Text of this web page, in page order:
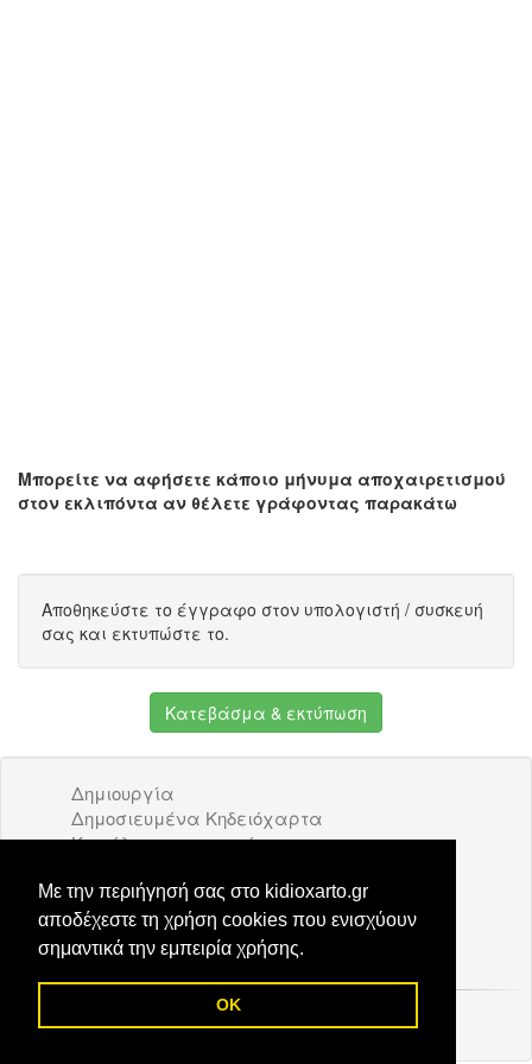
Με την περιήγησή σας στο kidioxarto.gr
αποδέχεστε τη χρήση cookies που ενισχύουν
σημαντικά την εμπειρία χρήσης.
OK
Μπορείτε να αφήσετε κάποιο μήνυμα αποχαιρετισμού
στον εκλιπόντα αν θέλετε γράφοντας παρακάτω
Αποθηκεύστε το έγγραφο στον υπολογιστή / συσκευή
σας και εκτυπώστε το.
Κατεβάσμα & εκτύπωση
Δημιουργία
Δημοσιευμένα Κηδειόχαρτα
Κατάλογος επιχειρήσεων
Διαφήμιση
Επικοινωνία
© 2026 Kidioxarto.gr /Επικοινωνία